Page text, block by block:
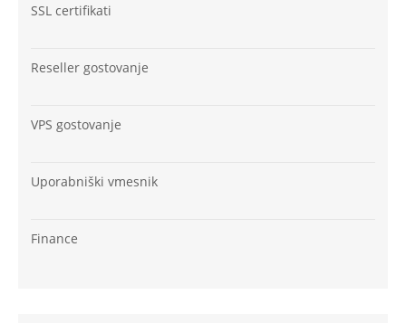
SSL certifikati
Reseller gostovanje
VPS gostovanje
Uporabniški vmesnik
Finance